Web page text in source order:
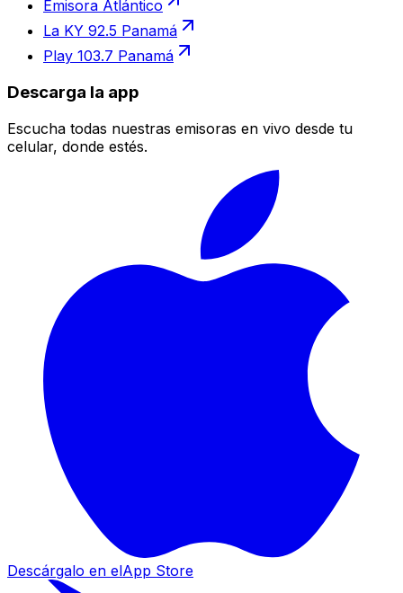
Emisora Atlántico
La KY 92.5 Panamá
Play 103.7 Panamá
Descarga la app
Escucha todas nuestras emisoras en vivo desde tu
celular, donde estés.
Descárgalo en elApp Store